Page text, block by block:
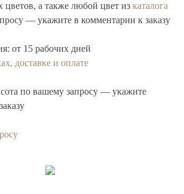
цветов, а также любой цвет из каталога
— укажите в комментарии к заказу
от 15 рабочих дней
доставке и оплате
по вашему запросу — укажите